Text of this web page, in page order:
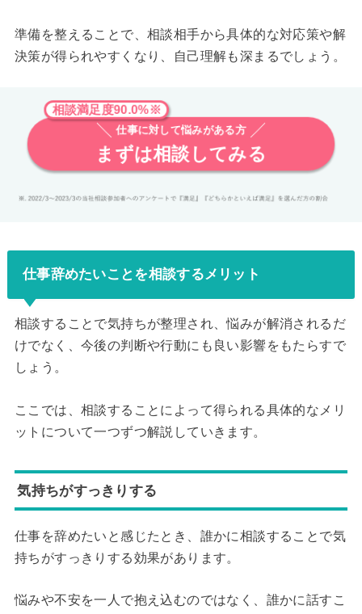
準備を整えることで、相談相手から具体的な対応策や解
決策が得られやすくなり、自己理解も深まるでしょう。
相談満足度90.0%※
仕事に対して悩みがある方
まずは相談してみる
仕事辞めたいことを相談するメリット
相談することで気持ちが整理され、悩みが解消されるだ
けでなく、今後の判断や行動にも良い影響をもたらすで
しょう。
ここでは、相談することによって得られる具体的なメリ
ットについて一つずつ解説していきます。
気持ちがすっきりする
仕事を辞めたいと感じたとき、誰かに相談することで気
持ちがすっきりする効果があります。
悩みや不安を一人で抱え込むのではなく、誰かに話すこ